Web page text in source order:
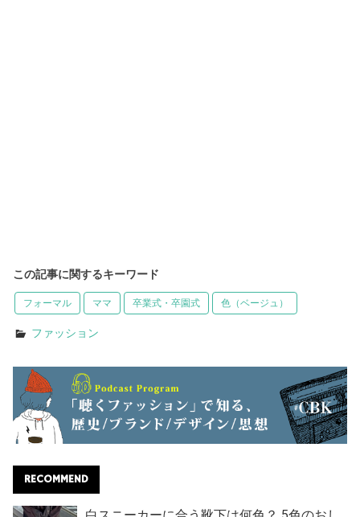
この記事に関するキーワード
フォーマル ママ 卒業式・卒園式 色（ベージュ）
ファッション
RECOMMEND